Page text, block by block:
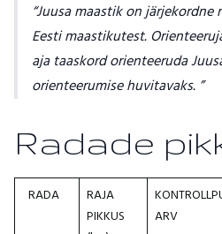
Juusa maastik on
Eesti maastikutest.
aja taaskord orienteeruda
orienteerumise huvitavaks.
Radade
RADA
RAJA
PIKKUS
ARV